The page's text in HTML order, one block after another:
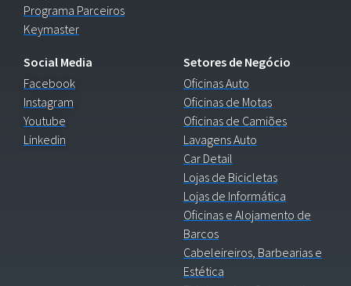
Programa Parceiros
Keymaster
Social Media
Facebook
Instagram
Youtube
Linkedin
Setores de Negócio
Oficinas Auto
Oficinas de Motas
Oficinas de Camiões
Lavagens Auto
Car Detail
Lojas de Bicicletas
Lojas de Informática
Oficinas e Alojamento de
Barcos
Cabeleireiros, Barbearias e
Estética